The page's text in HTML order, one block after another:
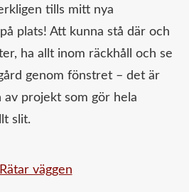
tills mitt nya
plats! Att kunna stå där och
ha allt inom räckhåll och se
genom fönstret – det är
projekt som gör hela
slit.